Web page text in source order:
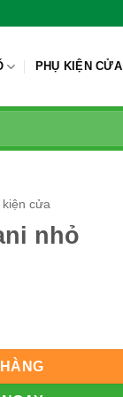
PHỤ KIỆN CỬA
kiện cửa
nhỏ